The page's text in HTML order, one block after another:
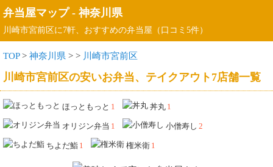
弁当屋マップ- 神奈川県
川崎市宮前区に7軒、おすすめの弁当屋（口コミ5件）
TOP> 神奈川県 > > 川崎市宮前区
川崎市宮前区の安いお弁当、テイクアウト7店舗一覧
ほっともっと 1 丼丸 1
オリジン弁当 1 小僧寿し 2
ちよだ鮨 1 権米衛 1